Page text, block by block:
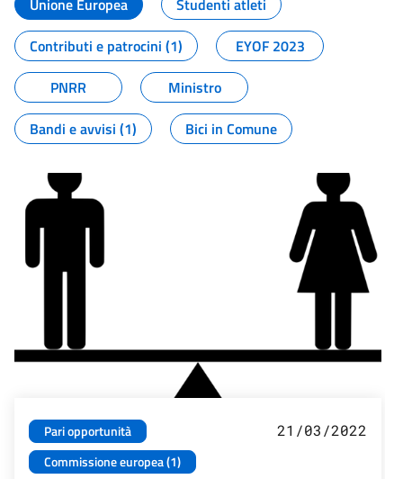
Unione Europea
Studenti atleti
Contributi e patrocini (1)
EYOF 2023
PNRR
Ministro
Bandi e avvisi (1)
Bici in Comune
Pari opportunità
Commissione europea (1)
21/03/2022